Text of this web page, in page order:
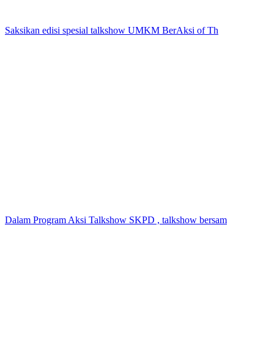
Saksikan edisi spesial talkshow UMKM BerAksi of Th
Dalam Program Aksi Talkshow SKPD , talkshow bersam